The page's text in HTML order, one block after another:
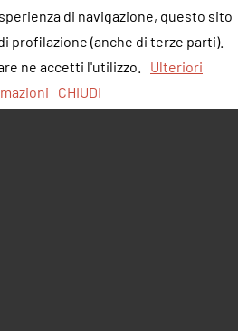
di navigazione, questo sito
profilazione (anche di terze parti).
ne accetti l'utilizzo.
Ulteriori
CHIUDI